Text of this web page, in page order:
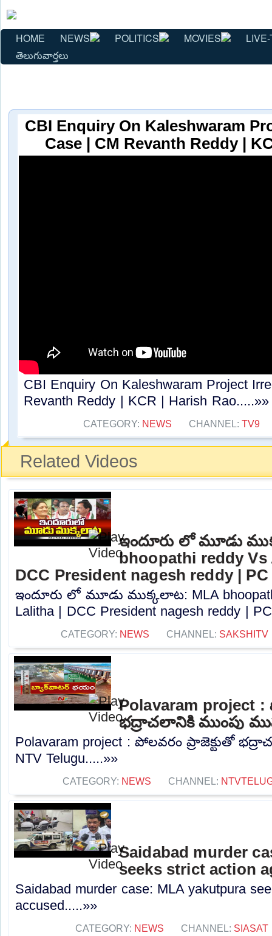
HOME NEWS POLITICS MOVIES
తెలుగువార్తలు
CBI Enquiry On Kaleshwaram
Case | CM Revanth Reddy |
CBI Enquiry On Kaleshwaram Project
Revanth Reddy | KCR | Harish Rao.....»»
CATEGORY: NEWS CHANNEL: TV9
Related Videos
ఇందూరు లో మూడు
bhoopathi reddy Vs
DCC President nagesh reddy | PC
ఇందూరు లో మూడు ముక్కలాట: MLA
Lalitha | DCC President nagesh reddy |
CATEGORY: NEWS CHANNEL: SAKSHITV
Polavaram project :
భద్రాచలానికి ముంపు
Polavaram project : పోలవరం ప్రాజెక్టుతో
NTV Telugu.....»»
CATEGORY: NEWS CHANNEL:
Saidabad murder
seeks strict action
Saidabad murder case: MLA yakutpura
accused.....»»
CATEGORY: NEWS CHANNEL: SIASAT